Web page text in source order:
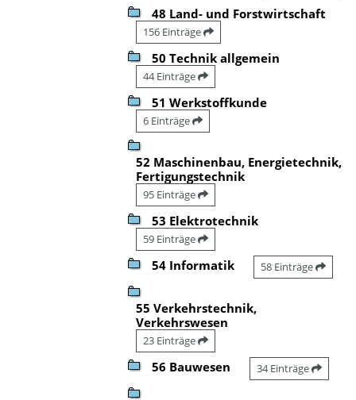
48 Land- und Forstwirtschaft
156 Einträge
50 Technik allgemein
44 Einträge
51 Werkstoffkunde
6 Einträge
52 Maschinenbau, Energietechnik,
Fertigungstechnik
95 Einträge
53 Elektrotechnik
59 Einträge
54 Informatik 58 Einträge
55 Verkehrstechnik,
Verkehrswesen
23 Einträge
56 Bauwesen 34 Einträge